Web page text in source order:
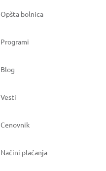
Opšta bolnica
Programi
Blog
Vesti
Cenovnik
Načini plaćanja